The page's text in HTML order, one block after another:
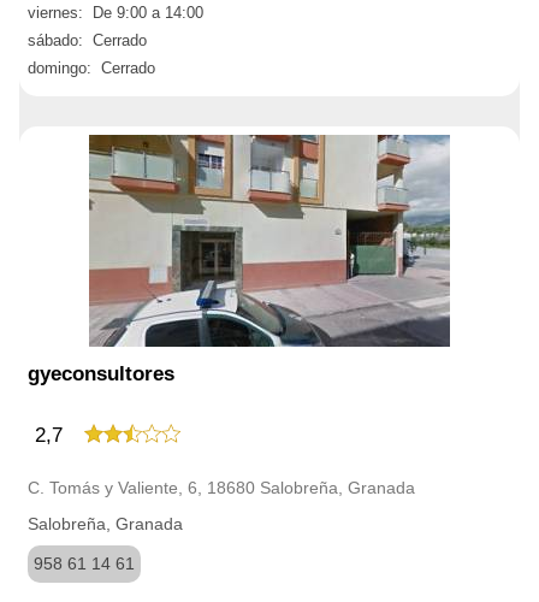
viernes: De 9:00 a 14:00
sábado: Cerrado
domingo: Cerrado
gyeconsultores
2,7
C. Tomás y Valiente, 6, 18680 Salobreña, Granada
Salobreña, Granada
958 61 14 61